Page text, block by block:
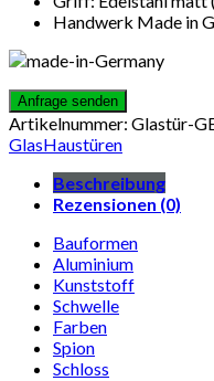
Handwerk Made in
Artikelnummer: Glastür-
GlasHaustüren
Beschreibung
Rezensionen (0)
Bauformen
Aluminium
Kunststoff
Schwelle
Farben
Spion
Schloss